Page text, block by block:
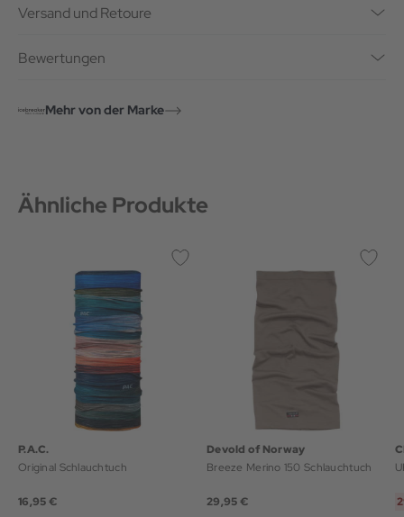
Versand und Retoure
Bewertungen
Mehr von der Marke
Ähnliche Produkte
P.A.C.
Original Schlauchtuch
16,95 €
Devold of Norway
Breeze Merino 150 Schlauchtuch
29,95 €